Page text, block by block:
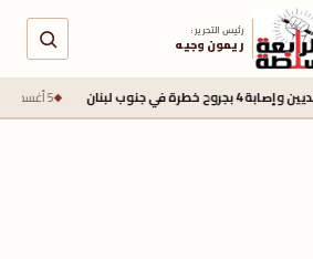
رئيس التحرير :
ريمون وجيه
5 أغسطس 2026 - 2:40 م